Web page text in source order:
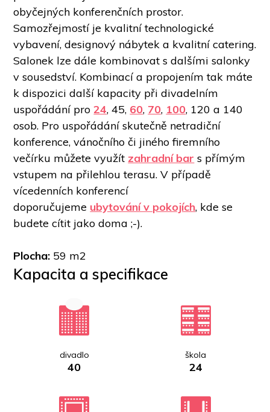
obyčejných konferenčních prostor.
Samozřejmostí je kvalitní technologické
vybavení, designový nábytek a kvalitní catering.
Salonek lze dále kombinovat s dalšími salonky
v sousedství. Kombinací a propojením tak máte
k dispozici další kapacity při divadelním
uspořádání pro 24, 45, 60, 70, 100, 120 a 140
osob. Pro uspořádání skutečně netradiční
konference, vánočního či jiného firemního
večírku můžete využít zahradní bar s přímým
vstupem na přilehlou terasu. V případě
vícedenních konferencí
doporučujeme ubytování v pokojích, kde se
budete cítit jako doma ;-).
Plocha: 59 m2
Kapacita a specifikace
divadlo
40
škola
24